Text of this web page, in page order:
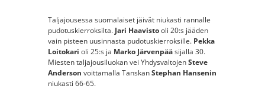
Taljajousessa suomalaiset jäivät niukasti rannalle
pudotuskierroksilta. Jari Haavistooli 20:s jääden
vain pisteen uusinnasta pudotuskierroksille. Pekka
Loitokari oli 25:s ja Marko Järvenpääsijalla 30.
Miesten taljajousiluokan vei YhdysvaltojenSteve
Anderson voittamalla TanskanStephan Hansenin
niukasti 66-65.